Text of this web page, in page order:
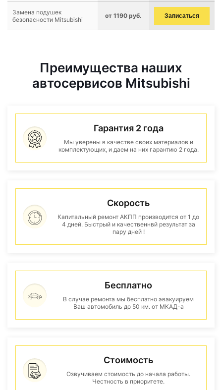
Замена подушек
безопасности Mitsubishi
от 1190 руб. Записаться
Преимущества наших
автосервисов Mitsubishi
Гарантия 2 года
Мы уверены в качестве своих материалов и
комплектующих, и даем на них гарантию 2 года.
Скорость
Капитальный ремонт АКПП производится от 1 до
4 дней. Быстрый и качественнвй результат за
пару дней !
Бесплатно
В случае ремонта мы бесплатно эвакуируем
Ваш автомобиль до 50 км. от МКАД-а
Стоимость
Озвучиваем стоимость до начала работы.
Честность в приоритете.